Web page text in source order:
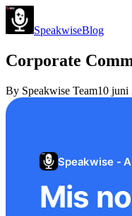
SpeakwiseBlog
Corporate
By Speakwise Team10 juni
Speakwise -
Mis